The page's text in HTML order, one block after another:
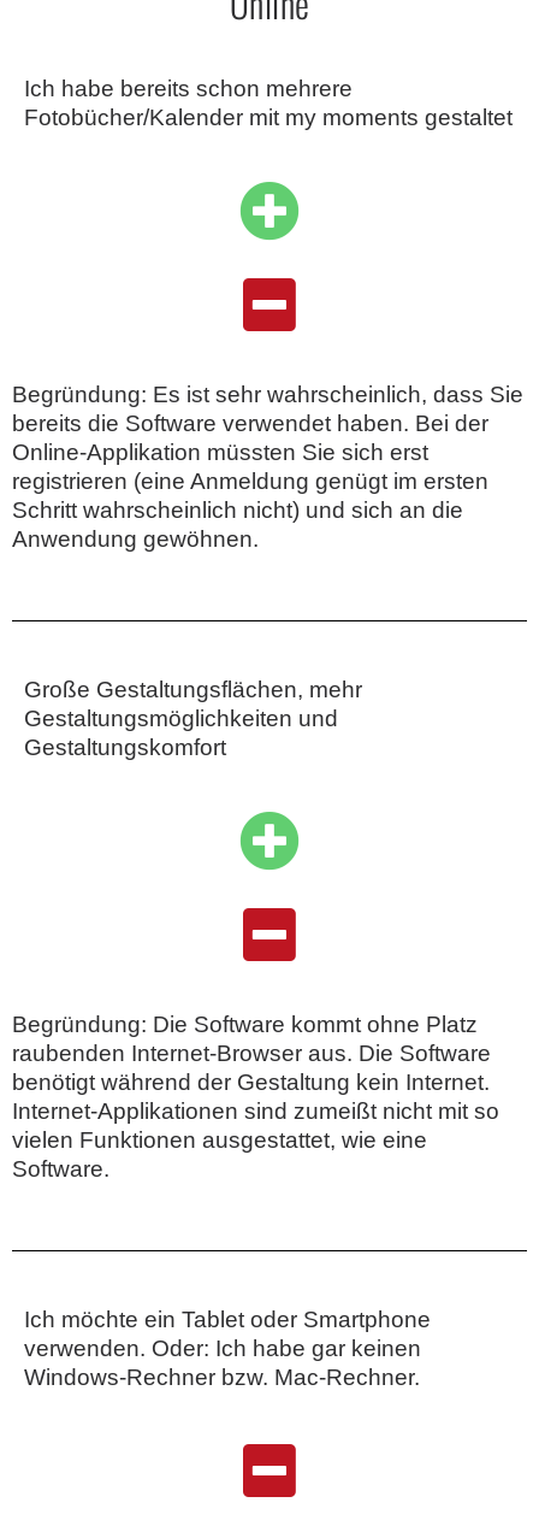
Ich habe bereits schon mehrere
Fotobücher/Kalender mit my moments gestaltet
Begründung: Es ist sehr wahrscheinlich, dass Sie
bereits die Software verwendet haben. Bei der
Online-Applikation müssten Sie sich erst
registrieren (eine Anmeldung genügt im ersten
Schritt wahrscheinlich nicht) und sich an die
Anwendung gewöhnen.
Große Gestaltungsflächen, mehr
Gestaltungsmöglichkeiten und
Gestaltungskomfort
Begründung: Die Software kommt ohne Platz
raubenden Internet-Browser aus. Die Software
benötigt während der Gestaltung kein Internet.
Internet-Applikationen sind zumeißt nicht mit so
vielen Funktionen ausgestattet, wie eine
Software.
Ich möchte ein Tablet oder Smartphone
verwenden. Oder: Ich habe gar keinen
Windows-Rechner bzw. Mac-Rechner.